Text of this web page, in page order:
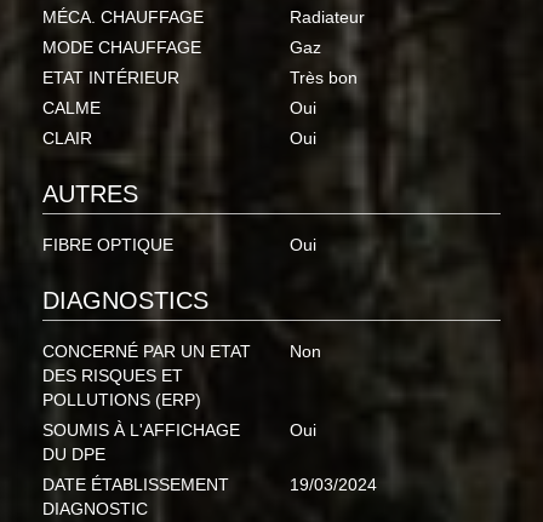
MÉCA. CHAUFFAGE
Radiateur
MODE CHAUFFAGE
Gaz
ETAT INTÉRIEUR
Très bon
CALME
Oui
CLAIR
Oui
AUTRES
FIBRE OPTIQUE Oui
DIAGNOSTICS
CONCERNÉ PAR UN ETAT
DES RISQUES ET
POLLUTIONS (ERP)
Non
SOUMIS À L'AFFICHAGE
DU DPE
Oui
DATE ÉTABLISSEMENT
DIAGNOSTIC
19/03/2024